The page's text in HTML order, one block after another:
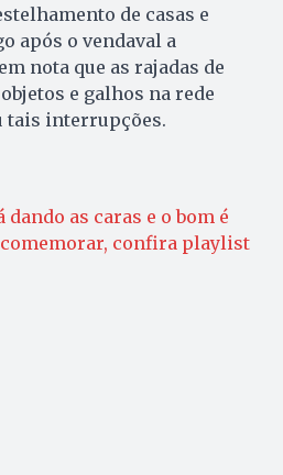
de casas e
após o vendaval a
nota que as rajadas de
e galhos na rede
tais interrupções.
dando as caras e o bom é
confira playlist